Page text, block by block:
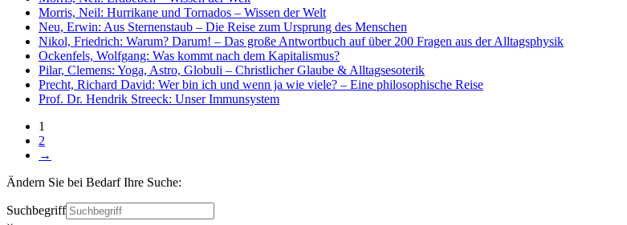
Morris, Neil: Hurrikane und Tornados – Wissen der Welt
Neu, Erwin: Aus Sternenstaub – Die Reise zum Ursprung des Menschen
Nikol, Friedrich: Warum? Darum! – Das große Antwortbuch auf über 200 Fragen aus der Alltagsphysik
Ockenfels, Wolfgang: Was kommt nach dem Kapitalismus?
Pilar, Clemens: Yoga, Astro, Globuli – Christlicher Glaube & Alltagsesoterik
Precht, Richard David: Wer bin ich und wenn ja wie viele? – Eine philosophische Reise
Prof. Dr. Hendrik Streeck: Unser Immunsystem
1
2
→
Ändern Sie bei Bedarf Ihre Suche:
Suchbegriff